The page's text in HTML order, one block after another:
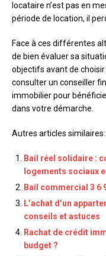
locataire n’est pas en
période de location, il
Face à ces différentes
de bien évaluer sa
objectifs avant de choisir
consulter un conseiller
immobilier pour
dans votre démarche.
Autres articles similaires:
Bail réel solidaire :
logements sociaux
Bail commercial 3 6
L’achat d’un
conseils et astuces
Rachat de crédit
budget ?